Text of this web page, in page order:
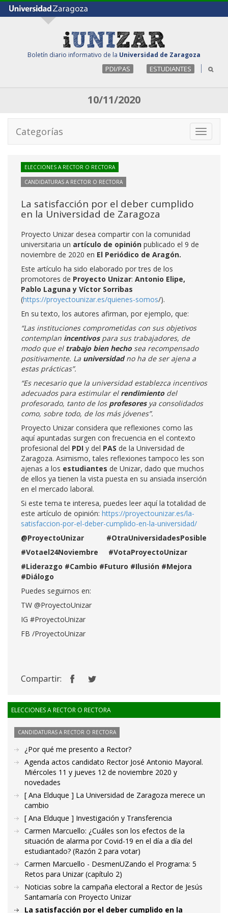
Boletín diario informativo de la Universidad de Zaragoza
PDI/PAS ESTUDIANTES
10/11/2020
Toggle
Categorías
ELECCIONES A RECTOR O RECTORA
CANDIDATURAS A RECTOR O RECTORA
La satisfacción por el deber cumplido
en la Universidad de Zaragoza
Proyecto Unizar desea compartir con la comunidad
universitaria un artículo de opinión publicado el 9 de
noviembre de 2020 en El Periódico de Aragón.
Este artículo ha sido elaborado por tres de los
promotores de Proyecto Unizar: Antonio Elipe,
Pablo Laguna y Víctor Sorribas
(https://proyectounizar.es/quienes-somos/).
En su texto, los autores afirman, por ejemplo, que:
“Las instituciones comprometidas con sus objetivos
contemplan incentivos para sus trabajadores, de
modo que el trabajo bien hecho sea recompensado
positivamente. La universidadno ha de ser ajena a
estas prácticas”.
“Es necesario que la universidad establezca incentivos
adecuados para estimular el rendimiento del
profesorado, tanto de los profesoresya consolidados
como, sobre todo, de los más jóvenes”.
Proyecto Unizar considera que reflexiones como las
aquí apuntadas surgen con frecuencia en el contexto
profesional del PDI y del PAS de la Universidad de
Zaragoza. Asimismo, tales reflexiones tampoco les son
ajenas a los estudiantes de Unizar, dado que muchos
de ellos ya tienen la vista puesta en su ansiada inserción
en el mercado laboral.
Si este tema te interesa, puedes leer aquí la totalidad de
este artículo de opinión: https://proyectounizar.es/la-
satisfaccion-por-el-deber-cumplido-en-la-universidad/
@ProyectoUnizar #OtraUniversidadesPosible
#Votael24Noviembre #VotaProyectoUnizar
#Liderazgo #Cambio #Futuro #Ilusión #Mejora
#Diálogo
Puedes seguirnos en:
TW @ProyectoUnizar
IG #ProyectoUnizar
FB /ProyectoUnizar
Compartir:
ELECCIONES A RECTOR O RECTORA
CANDIDATURAS A RECTOR O RECTORA
¿Por qué me presento a Rector?
Agenda actos candidato Rector José Antonio Mayoral.
Miércoles 11 y jueves 12 de noviembre 2020 y
novedades
[ Ana Elduque ] La Universidad de Zaragoza merece un
cambio
[ Ana Elduque ] Investigación y Transferencia
Carmen Marcuello: ¿Cuáles son los efectos de la
situación de alarma por Covid-19 en el día a día del
estudiantado? (Razón 2 para votar)
Carmen Marcuello - DesmenUZando el Programa: 5
Retos para Unizar (capítulo 2)
Noticias sobre la campaña electoral a Rector de Jesús
Santamaría con Proyecto Unizar
La satisfacción por el deber cumplido en la